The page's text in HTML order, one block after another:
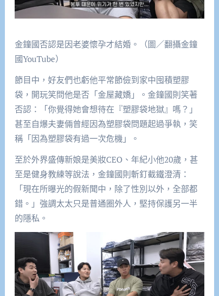
金鐘國否認是因老婆懷孕才結婚。（圖／翻攝金鐘
國YouTube）
節目中，好友們也虧他平常節儉到家中囤積塑膠
袋，開玩笑問他是否「金屋藏嬌」。金鐘國則笑著
否認：「你覺得她會想待在『塑膠袋地獄』嗎？」
甚至自爆夫妻倆曾經因為塑膠袋問題起過爭執，笑
稱「因為塑膠袋有過一次危機」。
至於外界盛傳新娘是美妝CEO、年紀小他20歲，甚
至是健身教練等說法，金鐘國則斬釘截鐵澄清：
「現在所曝光的假新聞中，除了性別以外，全部都
錯。」強調太太只是普通圈外人，堅持保護另一半
的隱私。